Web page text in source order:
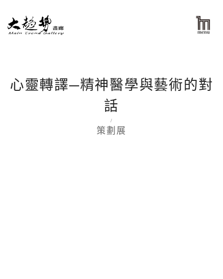
心靈轉譯─精神醫學與藝術的對
話
/
策劃展